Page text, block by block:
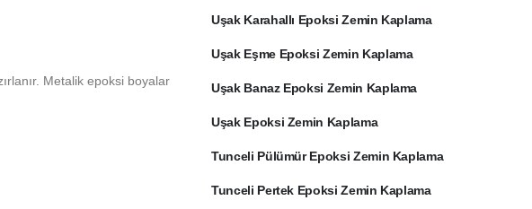
Metalik epoksi boyalar
Uşak Karahallı Epoksi Zemin Kaplama
Uşak Eşme Epoksi Zemin Kaplama
Uşak Banaz Epoksi Zemin Kaplama
Uşak Epoksi Zemin Kaplama
Tunceli Pülümür Epoksi Zemin Kaplama
Tunceli Pertek Epoksi Zemin Kaplama